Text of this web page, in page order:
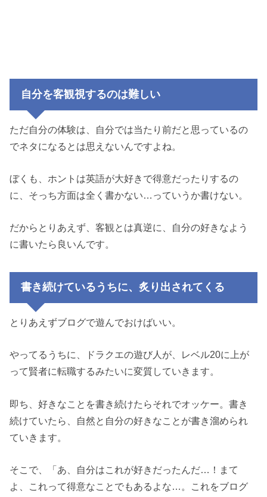
自分を客観視するのは難しい
ただ自分の体験は、自分では当たり前だと思っているの
でネタになるとは思えないんですよね。
ぼくも、ホントは英語が大好きで得意だったりするの
に、そっち方面は全く書かない…っていうか書けない。
だからとりあえず、客観とは真逆に、自分の好きなよう
に書いたら良いんです。
書き続けているうちに、炙り出されてくる
とりあえずブログで遊んでおけばいい。
やってるうちに、ドラクエの遊び人が、レベル20に上が
って賢者に転職するみたいに変質していきます。
即ち、好きなことを書き続けたらそれでオッケー。書き
続けていたら、自然と自分の好きなことが書き溜められ
ていきます。
そこで、「あ、自分はこれが好きだったんだ…！まて
よ、これって得意なことでもあるよな…。これをブログ